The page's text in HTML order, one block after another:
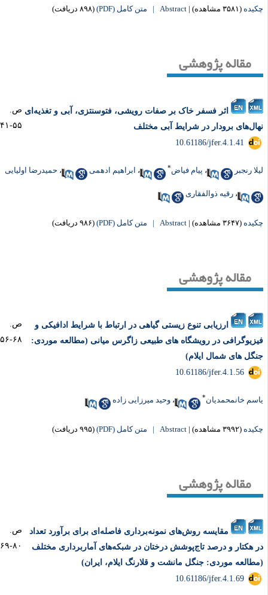
(۳۵۸۱ مشاهده) |
Abstract | متن کامل (PDF) (۸۹۸ دریافت)
مقاله پژوهشی
اثر فسفر خاک بر صفات رویشی، فتوسنتزی، آبی و تغذیه‌ای
برودار در شرایط آبی مختلف
ص.
‎ 10.61186/jfer.4.1.41
رنجبر ،پیام فیاض ،ابراهیم ادهمی ،حمیدرضا اولیایی
،رقیه ذوالفقاری
(۳۶۴۷ مشاهده) |
Abstract | متن کامل (PDF) (۹۸۶ دریافت)
مقاله پژوهشی
ارزیابی تنوع زیستی گیاهی در ارتباط با شرایط ادافیکی و
در رویشگاه های طبیعی زاگرس میانی (مطالعه موردی:
های شمال ایلام)
ص.
‎ 10.61186/jfer.4.1.56
خانمحمدیان * ،وحید میرزایی زاده
(۳۹۹۲ مشاهده) |
Abstract | متن کامل (PDF) (۹۹۵ دریافت)
مقاله پژوهشی
مقایسه روش‌های نمونه‌برداری فاصله‌ای برای برآورد تعداد
هکتار و درصد تاج‌پوشش درختان در شبکه‌های آماربرداری مختلف
موردی: جنگل مانشت و قلارنگ ایلام، ایران)
ص.
‎ 10.61186/jfer.4.1.69